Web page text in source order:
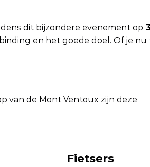
dit bijzondere evenement op
en het goede doel. Of je nu
van de Mont Ventoux zijn deze
Fietsers